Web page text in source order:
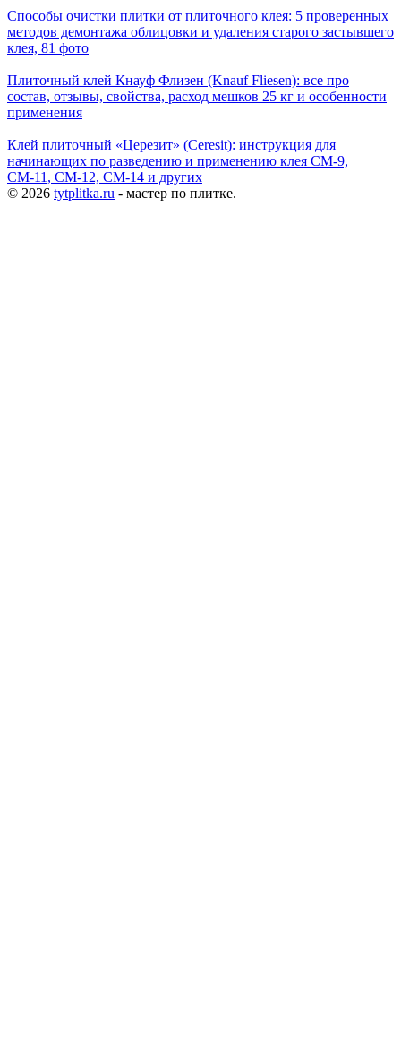
Способы очистки плитки от плиточного клея: 5 проверенных
методов демонтажа облицовки и удаления старого застывшего
клея, 81 фото
Плиточный клей Кнауф Флизен (Knauf Fliesen): все про
состав, отзывы, свойства, расход мешков 25 кг и особенности
применения
Клей плиточный «Церезит» (Ceresit): инструкция для
начинающих по разведению и применению клея СМ-9,
СМ-11, СМ-12, CM-14 и других
© 2026 tytplitka.ru - мастер по плитке.